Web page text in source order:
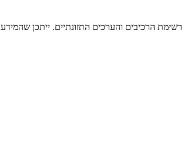
הרכיבים והערכים התזונתיים. ייתכן